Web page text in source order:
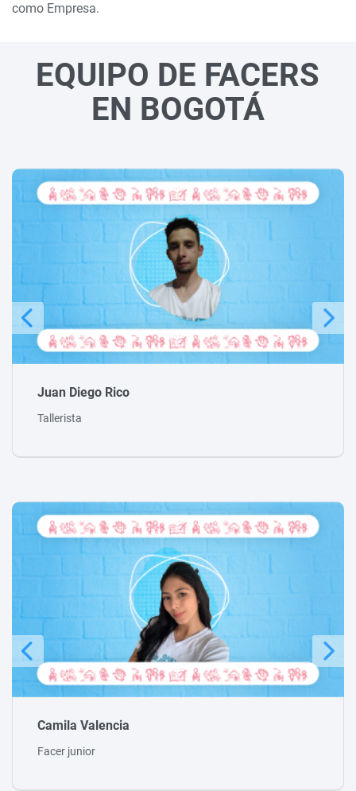
como Empresa.
EQUIPO DE FACERS
EN BOGOTÁ
Michael Peraza
Tallerista
Estefany Álvarez
Facer junior